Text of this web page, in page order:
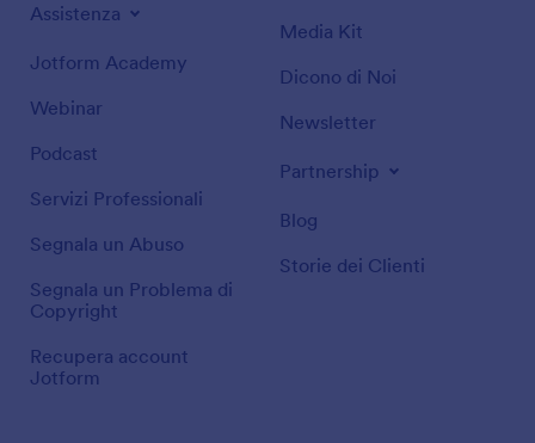
Assistenza
Jotform Academy
Webinar
Podcast
Servizi Professionali
Segnala un Abuso
Segnala un Problema di
Copyright
Recupera account
Jotform
Media Kit
Dicono di Noi
Newsletter
Partnership
Blog
Storie dei Clienti